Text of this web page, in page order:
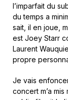
l’imparfait du
du temps a
sait, il en joue,
est Joey Starr
Laurent
propre
Je vais
concert m’a